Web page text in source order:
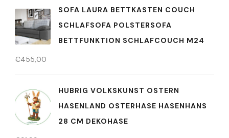
SOFA LAURA BETTKASTEN COUCH
SCHLAFSOFA POLSTERSOFA
BETTFUNKTION SCHLAFCOUCH M24
€455,00
HUBRIG VOLKSKUNST OSTERN
HASENLAND OSTERHASE HASENHANS
28 CM DEKOHASE